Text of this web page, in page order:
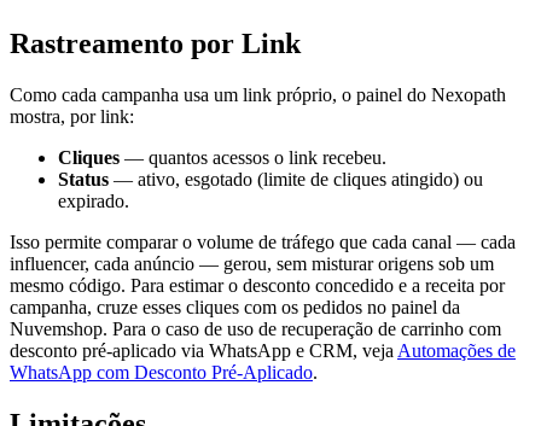
Rastreamento por Link
Como cada campanha usa um link próprio, o painel do Nexopath
mostra, por link:
Cliques — quantos acessos o link recebeu.
Status — ativo, esgotado (limite de cliques atingido) ou
expirado.
Isso permite comparar o volume de tráfego que cada canal — cada
influencer, cada anúncio — gerou, sem misturar origens sob um
mesmo código. Para estimar o desconto concedido e a receita por
campanha, cruze esses cliques com os pedidos no painel da
Nuvemshop. Para o caso de uso de recuperação de carrinho com
desconto pré-aplicado via WhatsApp e CRM, veja Automações de
WhatsApp com Desconto Pré-Aplicado.